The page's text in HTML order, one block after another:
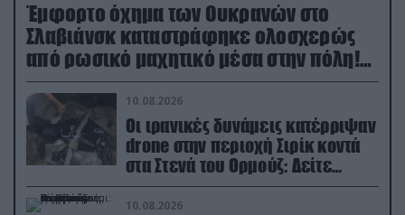
Έμφορτο όχημα των Ουκρανών στο
Σλαβιάνσκ καταστράφηκε ολοσχερώς
από ρωσικό μαχητικό μέσα στην πόλη!
(βίντεο)
10.08.2026
Οι ιρανικές δυνάμεις κατέρριψαν
drone στην περιοχή Σιρίκ κοντά
στα Στενά του Ορμούζ: Δείτε
βίντεο
10.08.2026